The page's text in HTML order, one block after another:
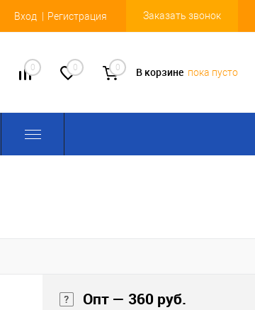
Вход Регистрация Заказать звонок
0 0 0 В корзине пока пусто
Опт — 360 руб.